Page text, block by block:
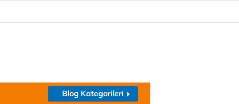
Blog Kategorileri